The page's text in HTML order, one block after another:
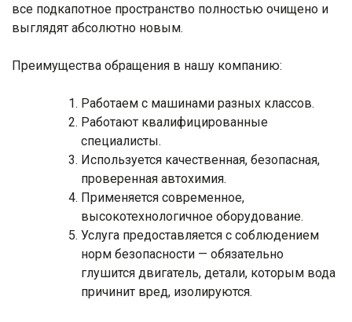
все подкапотное пространство полностью очищено и
выглядят абсолютно новым.
Преимущества обращения в нашу компанию:
Работаем с машинами разных классов.
Работают квалифицированные
специалисты.
Используется качественная, безопасная,
проверенная автохимия.
Применяется современное,
высокотехнологичное оборудование.
Услуга предоставляется с соблюдением
норм безопасности — обязательно
глушится двигатель, детали, которым вода
причинит вред, изолируются.